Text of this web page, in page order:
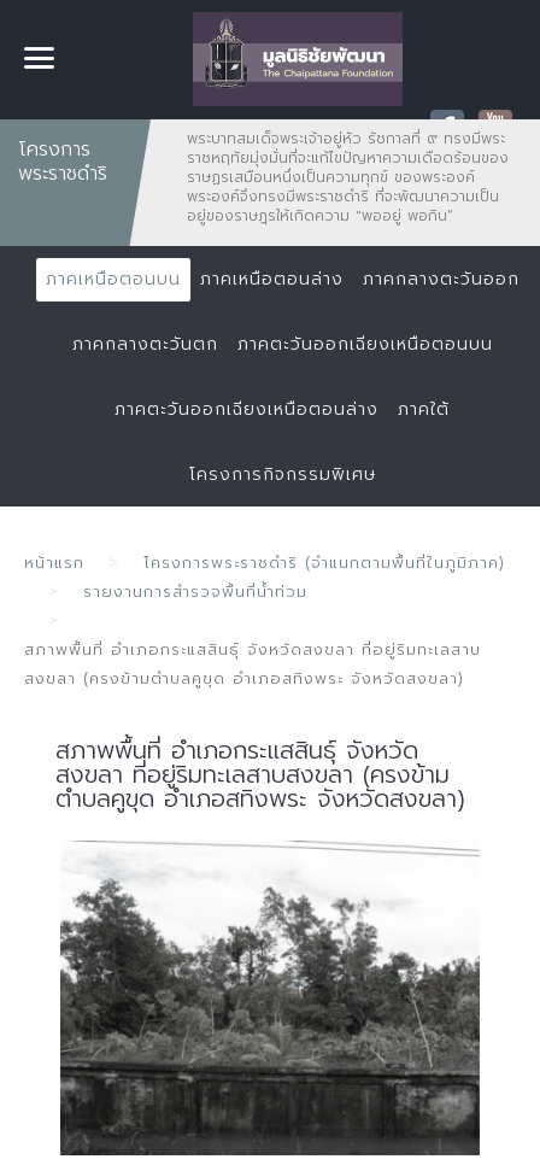
โครงการ
พระราชดำริ
พระบาทสมเด็จพระเจ้าอยู่หัว รัชกาลที่ ๙ ทรงมีพระ
ราชหฤทัยมุ่งมั่นที่จะแก้ไขปัญหาความเดือดร้อนของ
ราษฏรเสมือนหนึ่งเป็นความทุกข์ ของพระองค์
พระองค์จึงทรงมีพระราชดำริ ที่จะพัฒนาความเป็น
อยู่ของราษฎรให้เกิดความ "พออยู่ พอกิน”
ภาคเหนือตอนบน ภาคเหนือตอนล่าง ภาคกลางตะวันออก
ภาคกลางตะวันตก ภาคตะวันออกเฉียงเหนือตอนบน
ภาคตะวันออกเฉียงเหนือตอนล่าง ภาคใต้
โครงการกิจกรรมพิเศษ
หน้าแรก
โครงการพระราชดำริ (จำแนกตามพื้นที่ในภูมิภาค)
รายงานการสำรวจพื้นที่น้ำท่วม
สภาพพื้นที่ อำเภอกระแสสินธุ์ จังหวัดสงขลา ที่อยู่ริมทะเลสาบ
สงขลา (ครงข้ามตำบลคูขุด อำเภอสทิงพระ จังหวัดสงขลา)
สภาพพื้นที่ อำเภอกระแสสินธุ์ จังหวัด
สงขลา ที่อยู่ริมทะเลสาบสงขลา (ครงข้าม
ตำบลคูขุด อำเภอสทิงพระ จังหวัดสงขลา)